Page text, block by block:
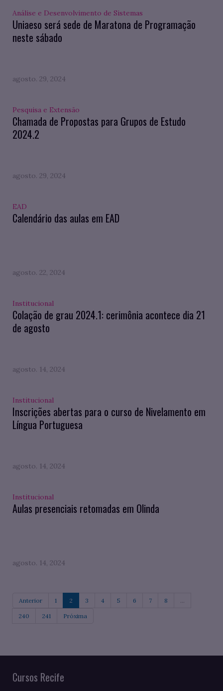
Análise e Desenvolvimento de Sistemas
Uniaeso será sede de Maratona de Programação
neste sábado
agosto. 29, 2024
Pesquisa e Extensão
Chamada de Propostas para Grupos de Estudo
2024.2
agosto. 29, 2024
EAD
Calendário das aulas em EAD
agosto. 22, 2024
Institucional
Colação de grau 2024.1: cerimônia acontece dia 21
de agosto
agosto. 14, 2024
Institucional
Inscrições abertas para o curso de Nivelamento em
Língua Portuguesa
agosto. 14, 2024
Institucional
Aulas presenciais retomadas em Olinda
agosto. 14, 2024
Anterior 1 2 3 4 5 6 7 8 ...
240 241 Próxima
Cursos Recife